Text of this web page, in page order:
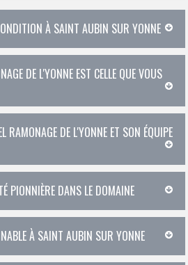
À SAINT AUBIN SUR YONNE
DE L'YONNE EST CELLE QUE VOUS
RAMONAGE DE L'YONNE ET SON ÉQUIPE
PIONNIÈRE DANS LE DOMAINE
À SAINT AUBIN SUR YONNE